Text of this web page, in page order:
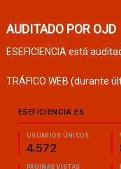
AUDITADO POR OJD
ESEFICIENCIA está
TRÁFICO WEB (durante